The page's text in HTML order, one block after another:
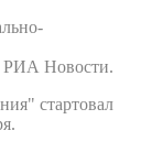
РИА Новости.
стартовал